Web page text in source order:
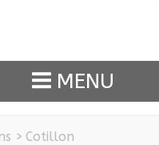
MENU
> Cotillon